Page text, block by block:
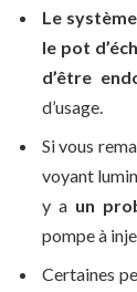
Le
le pot
d’être
d’usage.
Si vous
voyant
y a un
pompe à
Certaines